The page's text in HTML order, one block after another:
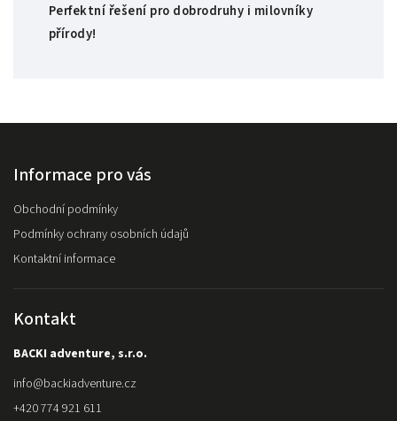
Perfektní řešení pro dobrodruhy i milovníky
přírody!
Informace pro vás
Obchodní podmínky
Podmínky ochrany osobních údajů
Kontaktní informace
Kontakt
BACKI adventure, s.r.o.
info@backiadventure.cz
+420 774 921 611